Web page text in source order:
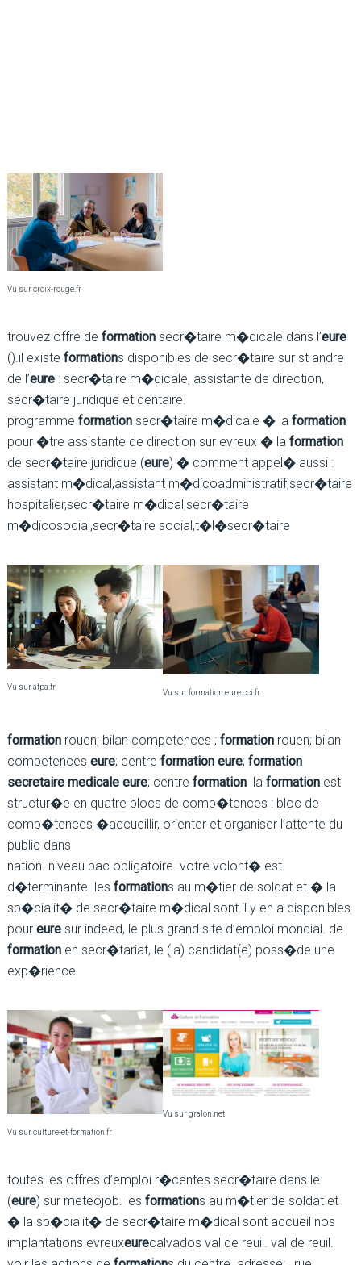
Vu sur croix-rouge.fr
trouvez offre de formationsecr�taire m�dicale dans l’eure
().il existe formations disponibles de secr�taire sur st andre
de l’eure: secr�taire m�dicale, assistante de direction,
secr�taire juridique et dentaire.
programme formationsecr�taire m�dicale � la formation
pour �tre assistante de direction sur evreux � la formation
de secr�taire juridique (eure) � comment appel� aussi :
assistant m�dical,assistant m�dicoadministratif,secr�taire
hospitalier,secr�taire m�dical,secr�taire
m�dicosocial,secr�taire social,t�l�secr�taire
Vu sur afpa.fr
Vu sur formation.eure.cci.fr
formationrouen; bilan competences ; formationrouen; bilan
competences eure; centre formation eure; formation
secretaire medicale eure; centre formationla formationest
structur�e en quatre blocs de comp�tences : bloc de
comp�tences �accueillir, orienter et organiser l’attente du
public dans
nation. niveau bac obligatoire. votre volont� est
d�terminante. les formations au m�tier de soldat et � la
sp�cialit� de secr�taire m�dical sont.il y en a disponibles
pour euresur indeed, le plus grand site d’emploi mondial. de
formationen secr�tariat, le (la) candidat(e) poss�de une
exp�rience
Vu sur culture-et-formation.fr
Vu sur gralon.net
toutes les offres d’emploi r�centes secr�taire dans le
(eure) sur meteojob. les formations au m�tier de soldat et
� la sp�cialit� de secr�taire m�dical sont accueil nos
implantations evreuxeurecalvados val de reuil. val de reuil.